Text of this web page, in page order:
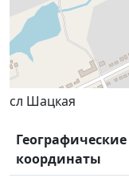
сл Шацкая
Географические
координаты